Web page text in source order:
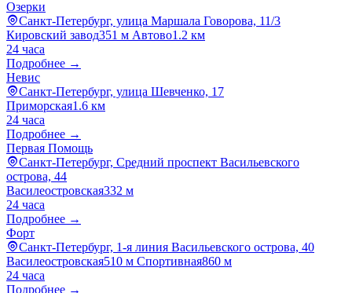
Озерки
Санкт-Петербург, улица Маршала Говорова, 11/3
Кировский завод351 м Автово1.2 км
24 часа
Подробнее →
Невис
Санкт-Петербург, улица Шевченко, 17
Приморская1.6 км
24 часа
Подробнее →
Первая Помощь
Санкт-Петербург, Средний проспект Васильевского
острова, 44
Василеостровская332 м
24 часа
Подробнее →
Форт
Санкт-Петербург, 1-я линия Васильевского острова, 40
Василеостровская510 м Спортивная860 м
24 часа
Подробнее →